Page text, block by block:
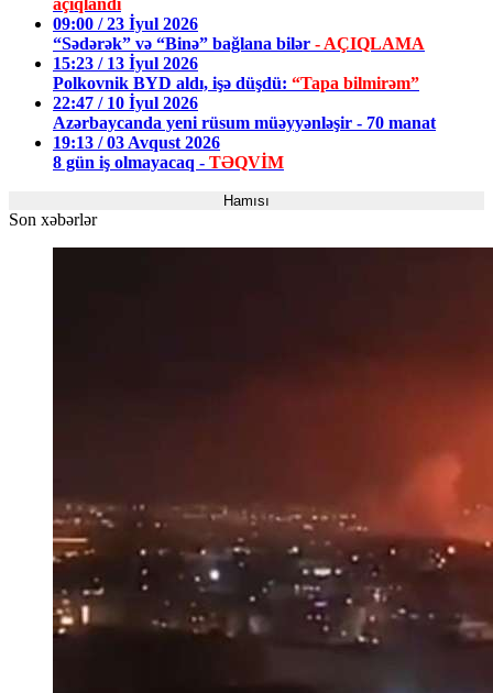
09:00 / 23 İyul 2026
“Sədərək” və “Binə” bağlana bilər - AÇIQLAMA
15:23 / 13 İyul 2026
Polkovnik BYD aldı, işə düşdü: “Tapa bilmirəm”
22:47 / 10 İyul 2026
Azərbaycanda yeni rüsum müəyyənləşir - 70 manat
19:13 / 03 Avqust 2026
8 gün iş olmayacaq - TƏQVİM
Hamısı
Son xəbərlər